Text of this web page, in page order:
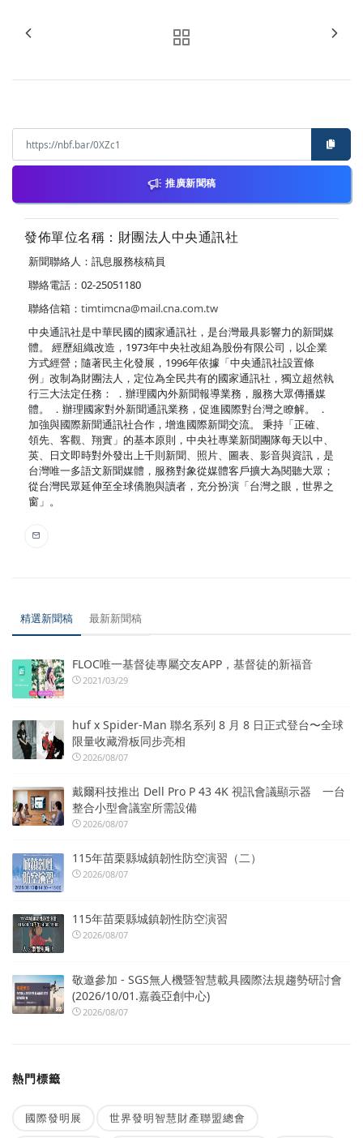
推廣新聞稿
發佈單位名稱：財團法人中央通訊社
新聞聯絡人：訊息服務核稿員
聯絡電話：02-25051180
聯絡信箱： timtimcna@mail.cna.com.tw
中央通訊社是中華民國的國家通訊社，是台灣最具影響力的新聞媒
體。 經歷組織改造，1973年中央社改組為股份有限公司，以企業
方式經營；隨著民主化發展，1996年依據「中央通訊社設置條
例」改制為財團法人，定位為全民共有的國家通訊社，獨立超然執
行三大法定任務： ．辦理國內外新聞報導業務，服務大眾傳播媒
體。 ．辦理國家對外新聞通訊業務，促進國際對台灣之瞭解。 ．
加強與國際新聞通訊社合作，增進國際新聞交流。 秉持「正確、
領先、客觀、翔實」的基本原則，中央社專業新聞團隊每天以中、
英、日文即時對外發出上千則新聞、照片、圖表、影音與資訊，是
台灣唯一多語文新聞媒體，服務對象從媒體客戶擴大為閱聽大眾；
從台灣民眾延伸至全球僑胞與讀者，充分扮演「台灣之眼，世界之
窗」。
精選新聞稿 最新新聞稿
FLOC唯一基督徒專屬交友APP，基督徒的新福音
2021/03/29
huf x Spider-Man 聯名系列 8 月 8 日正式登台〜全球
限量收藏滑板同步亮相
2026/08/07
戴爾科技推出 Dell Pro P 43 4K 視訊會議顯示器 一台
整合小型會議室所需設備
2026/08/07
115年苗栗縣城鎮韌性防空演習（二）
2026/08/07
115年苗栗縣城鎮韌性防空演習
2026/08/07
敬邀參加 - SGS無人機暨智慧載具國際法規趨勢研討會
(2026/10/01.嘉義亞創中心)
2026/08/07
熱門標籤
國際發明展 世界發明智慧財產聯盟總會